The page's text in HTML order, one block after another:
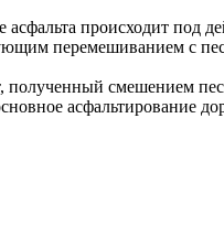
происходит под
перемешиванием с
смешением
асфальтирование